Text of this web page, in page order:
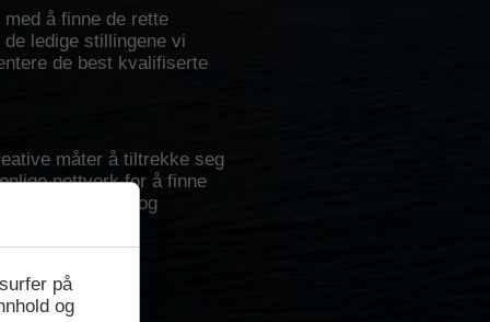
måter å tiltrekke seg
nettverk for å finne
å være proaktiv og
å finne de rette
ledige stillingene vi
de best kvalifiserte
på
og